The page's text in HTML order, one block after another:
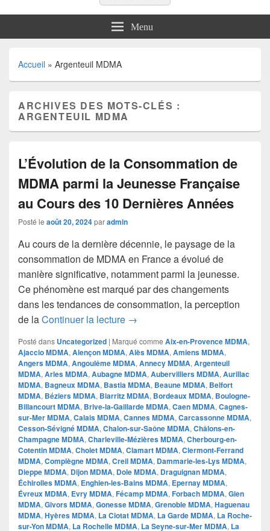
Menu
Accueil » Argenteuil MDMA
ARCHIVES DES MOTS-CLÉS :
ARGENTEUIL MDMA
L’Évolution de la Consommation de
MDMA parmi la Jeunesse Française
au Cours des 10 Dernières Années
Posté le août 20, 2024paradmin
Au cours de la dernière décennie, le paysage de la
consommation de MDMA en France a évolué de
manière significative, notamment parmi la jeunesse.
Ce phénomène est marqué par des changements
dans les tendances de consommation, la perception
de laContinuer la lecture L’Évolution de la
→
Posté dans Uncategorized | Marqué comme Aix-en-Provence MDMA,
Ajaccio MDMA, Alençon MDMA, Alès MDMA, Amiens MDMA,
Angers MDMA, Angoulême MDMA, Annecy MDMA, Argenteuil
MDMA, Arles MDMA, Aubagne MDMA, Aubervilliers MDMA, Aurillac
MDMA, Bagneux MDMA, Bastia MDMA, Beaune MDMA, Belfort
MDMA, Béziers MDMA, Biarritz MDMA, Bordeaux MDMA, Boulogne-
Billancourt MDMA, Brive-la-Gaillarde MDMA, Caen MDMA, Cagnes-
sur-Mer MDMA, Calais MDMA, Cannes MDMA, Carcassonne MDMA,
Cesson-Sévigné MDMA, Chalon-sur-Saône MDMA, Châlons-en-
Champagne MDMA, Charleville-Mézières MDMA, Cherbourg-en-
Cotentin MDMA, Cholet MDMA, Clamart MDMA, Clermont-Ferrand
MDMA, Compiègne MDMA, Creil MDMA, Dammarie-les-Lys MDMA,
Dieppe MDMA, Dijon MDMA, Dole MDMA, Draguignan MDMA,
Échirolles MDMA, Enghien-les-Bains MDMA, Epernay MDMA,
Évreux MDMA, Evry MDMA, Fécamp MDMA, Forbach MDMA, Gien
MDMA, Givors MDMA, Gonesse MDMA, Grenoble MDMA, Haguenau
MDMA, Hyères MDMA, La Ciotat MDMA, La Garde MDMA, La Roche-
sur-Yon MDMA, La Rochelle MDMA, La Seyne-sur-Mer MDMA, La